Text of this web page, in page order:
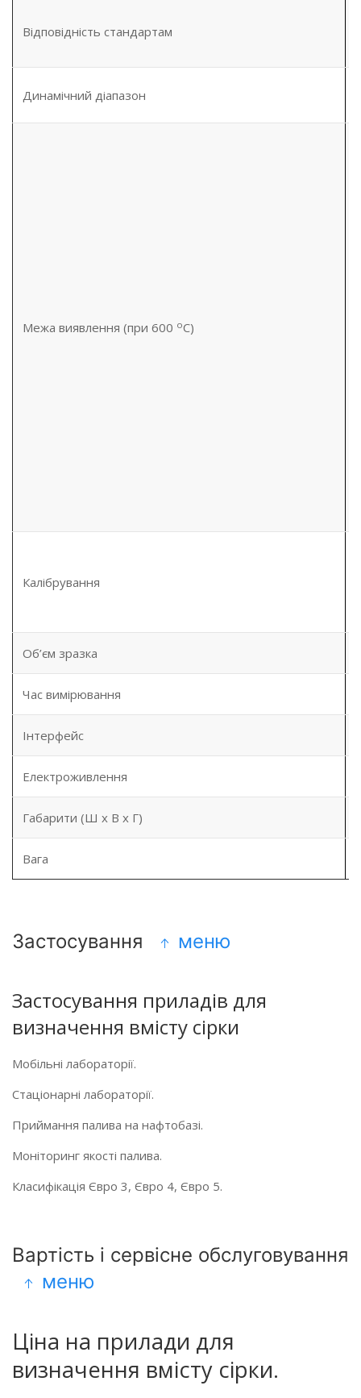
Відповідність стандартам
Динамічний діапазон
Межа виявлення (при 600 оС)
Калібрування
Об’єм зразка
Час вимірювання
Інтерфейс
Електроживлення
Габарити (Ш x В x Г)
Вага
Застосування меню
Застосування приладів для
визначення вмісту сірки
Мобільні лабораторії.
Стаціонарні лабораторії.
Приймання палива на нафтобазі.
Моніторинг якості палива.
Класифікація Євро 3, Євро 4, Євро 5.
Вартість і сервісне обслуговування
меню
Ціна на прилади для
визначення вмісту сірки.